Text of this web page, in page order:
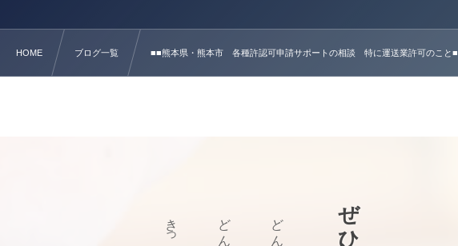
HOME ブログ一覧 ■■熊本県・熊本市 各種許認可申請サポートの相談 特に運送業許可のこと■